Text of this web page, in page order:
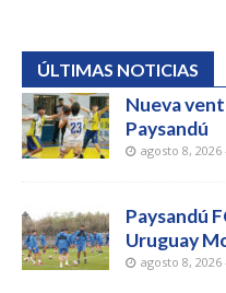
ÚLTIMAS NOTICIAS
Nueva
Paysandú
agosto 8, 2026
Paysandú
Uruguay
agosto 8, 2026